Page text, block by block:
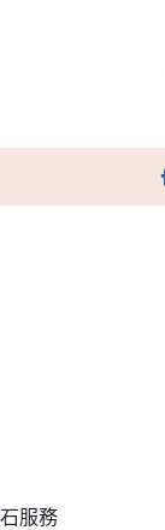
服務